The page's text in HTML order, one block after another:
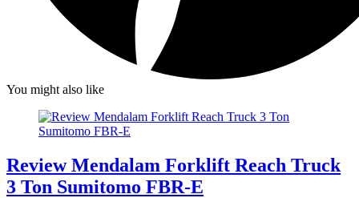
You might also like
Review Mendalam Forklift Reach Truck
3 Ton Sumitomo FBR-E